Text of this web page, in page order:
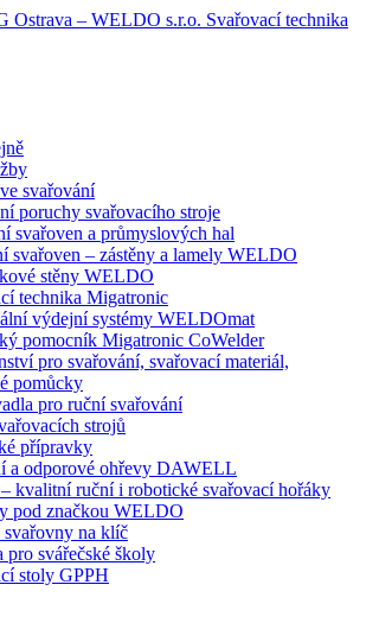
svařování
poruchy svařovacího stroje
svařoven a průmyslových hal
svařoven – zástěny a lamely WELDO
stěny WELDO
technika Migatronic
výdejní systémy WELDOmat
pomocník Migatronic CoWelder
pro svařování, svařovací materiál,
pomůcky
pro ruční svařování
strojů
přípravky
a odporové ohřevy DAWELL
kvalitní ruční i robotické svařovací hořáky
pod značkou WELDO
svařovny na klíč
pro svářečské školy
stoly GPPH